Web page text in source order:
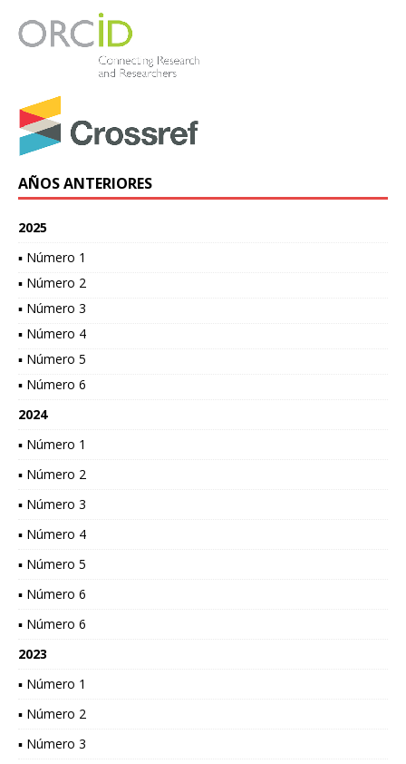
AÑOS ANTERIORES
2025
▪ Número 1
▪ Número 2
▪ Número 3
▪ Número 4
▪ Número 5
▪ Número 6
2024
▪ Número 1
▪ Número 2
▪ Número 3
▪ Número 4
▪ Número 5
▪ Número 6
▪ Número 6
2023
▪ Número 1
▪ Número 2
▪ Número 3